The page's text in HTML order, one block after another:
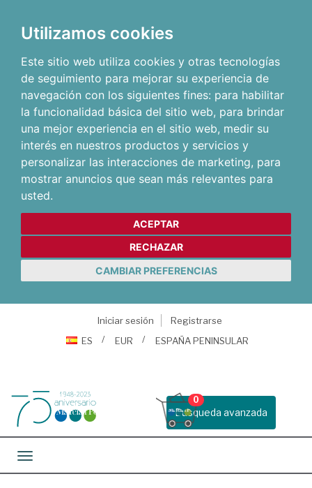
Utilizamos cookies
Este sitio web utiliza cookies y otras tecnologías
de seguimiento para mejorar su experiencia de
navegación con los siguientes fines: para habilitar
la funcionalidad básica del sitio web, para brindar
una mejor experiencia en el sitio web, medir su
interés en nuestros productos y servicios y
personalizar las interacciones de marketing, para
mostrar anuncios que sean más relevantes para
usted.
ACEPTAR
RECHAZAR
CAMBIAR PREFERENCIAS
Iniciar sesión
Registrarse
ES
EUR ESPAÑA PENINSULAR
Busqueda avanzada
0
Toggle navigation